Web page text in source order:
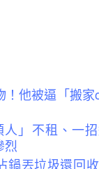
！他被逼「搬
」不租、一
鍋丟垃圾還回